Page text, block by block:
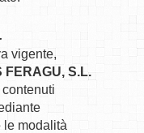
vigente,
FERAGU, S.L.
le modalità